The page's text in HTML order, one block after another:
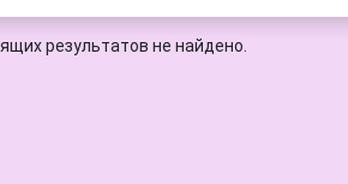
результатов не найдено.